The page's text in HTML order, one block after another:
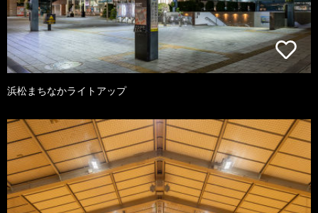
浜松まちなかライトアップ